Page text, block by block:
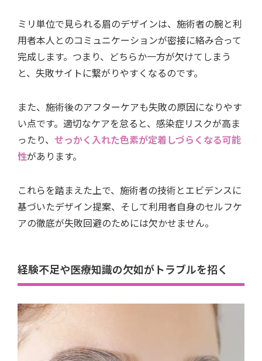
ミリ単位で見られる眉のデザインは、施術者の腕と利
用者本人とのコミュニケーションが密接に絡み合って
完成します。つまり、どちらか一方が欠けてしまう
と、失敗サイトに繋がりやすくなるのです。
また、施術後のアフターケアも失敗の原因になりやす
い点です。適切なケアを怠ると、感染症リスクが高ま
ったり、 せっかく入れた色素が定着しづらくなる可能
性があります。
これらを踏まえた上で、施術者の技術とエビデンスに
基づいたデザイン提案、そして利用者自身のセルフケ
アの徹底が失敗回避のためには欠かせません。
経験不足や医療知識の欠如がトラブルを招く